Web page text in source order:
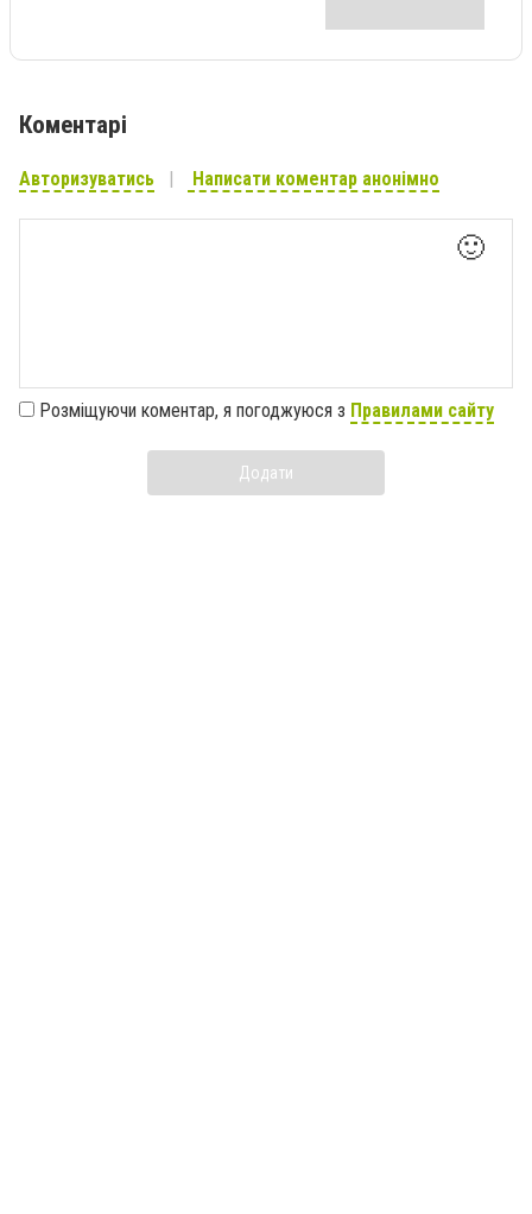
Коментарі
Авторизуватись Написати коментар анонімно
🙂
Розміщуючи коментар, я погоджуюся з Правилами сайту
Додати